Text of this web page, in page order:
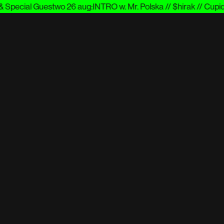
Guestwo 26 aug:INTRO w. Mr. Polska // $hirak // Cupido